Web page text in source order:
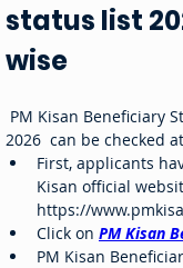
status list
wise
2026  can be checked
First, applicants
Kisan official
https://
Click on PM Kisan
PM Kisan